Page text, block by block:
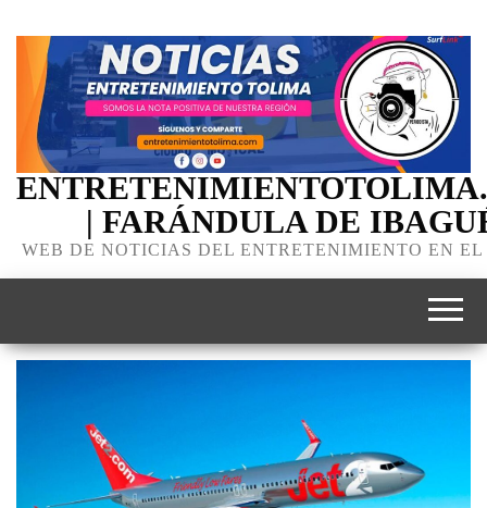
| FARÁNDULA DE
WEB DE NOTICIAS DEL ENTRETENIMIENTO EN